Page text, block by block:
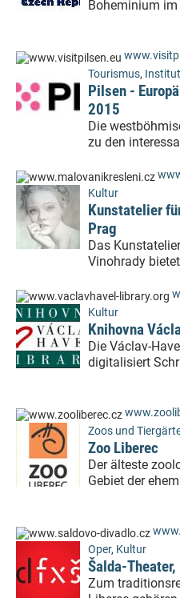
Boheminium
Tourismus,
Pilsen -
2015
Die
zu den
Kultur
Kunstatelier
Prag
Das
Vinohrady
Kultur
Knihovna
Die Václav-
digitalisiert
Zoos und
Zoo Liberec
Der älteste
Gebiet der
Oper, Kultur
Šalda-
Zum